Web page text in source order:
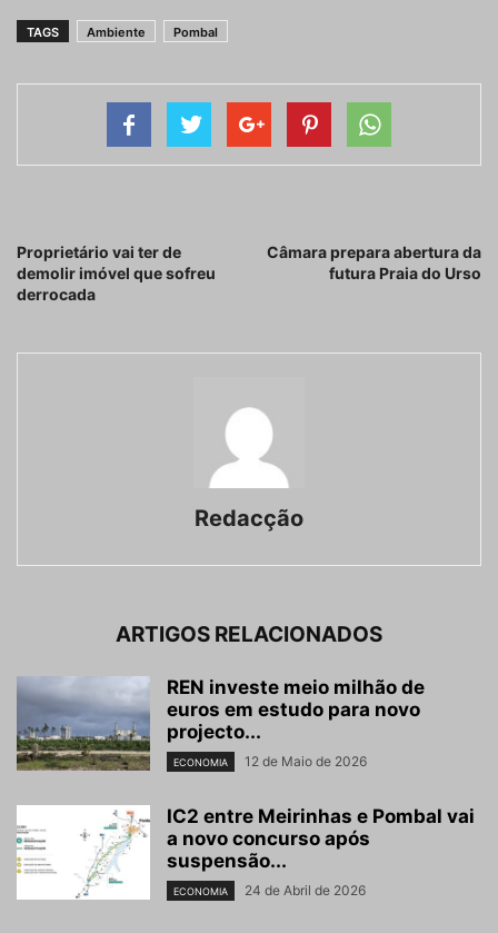
TAGS Ambiente Pombal
Proprietário vai ter de
demolir imóvel que sofreu
derrocada
Câmara prepara abertura da
futura Praia do Urso
Redacção
ARTIGOS RELACIONADOS
REN investe meio milhão de
euros em estudo para novo
projecto...
ECONOMIA 12 de Maio de 2026
IC2 entre Meirinhas e Pombal vai
a novo concurso após
suspensão...
ECONOMIA 24 de Abril de 2026